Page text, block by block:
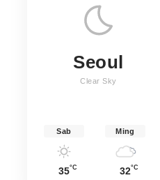
Seoul
Clear Sky
Sab
35°C
Ming
32°C